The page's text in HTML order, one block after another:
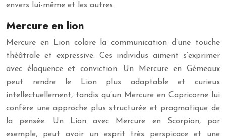
envers lui-même et les autres.
Mercure en lion
Mercure en Lion colore la communication d’une touche
théâtrale et expressive. Ces individus aiment s’exprimer
avec éloquence et conviction. Un Mercure en Gémeaux
peut rendre le Lion plus adaptable et curieux
intellectuellement, tandis qu’un Mercure en Capricorne lui
confère une approche plus structurée et pragmatique de
la pensée. Un Lion avec Mercure en Scorpion, par
exemple, peut avoir un esprit très perspicace et une